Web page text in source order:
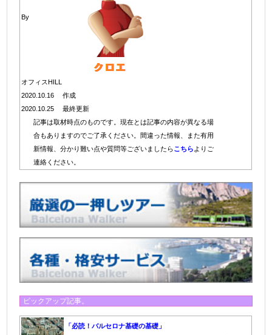
By
オフィスHILL
2020.10.16 作成
2020.10.25 最終更新
記事は取材時点のものです。現在とは記事の内容が異なる場
合もありますのでご了承ください。間違った情報、また有用
新情報、分かり難い点や質問等ございましたらこちら よりご
連絡ください。
ピックアップ記事。
「必読！バルセロナ基礎の基礎」